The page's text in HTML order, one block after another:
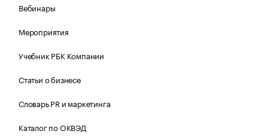
Вебинары
Мероприятия
Учебник РБК Компании
Статьи о бизнесе
Словарь PR и маркетинга
Каталог по ОКВЭД